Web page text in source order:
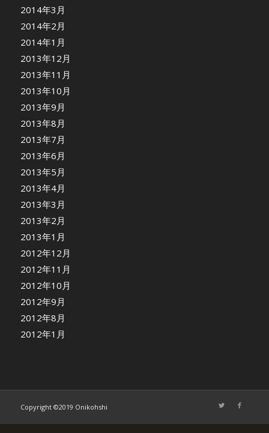
2014年3月
2014年2月
2014年1月
2013年12月
2013年11月
2013年10月
2013年9月
2013年8月
2013年7月
2013年6月
2013年5月
2013年4月
2013年3月
2013年2月
2013年1月
2012年12月
2012年11月
2012年10月
2012年9月
2012年8月
2012年1月
Copyright ©2019 Onikohshi